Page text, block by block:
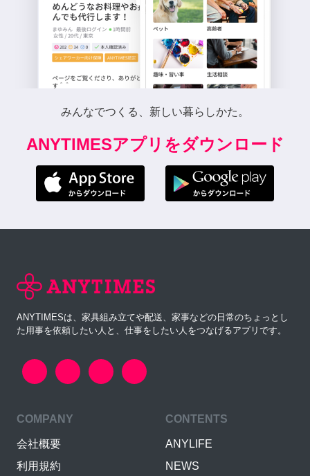
みんなでつくる、新しい暮らしかた。
ANYTIMESアプリをダウンロード
ANYTIMESは、家具組み立てや配送、家事などの日常のちょっとし
た用事を依頼したい人と、仕事をしたい人をつなげるアプリです。
COMPANY
会社概要
利用規約
CONTENTS
ANYLIFE
NEWS